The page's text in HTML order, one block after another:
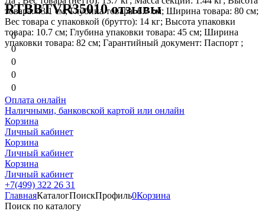
товара: 43.1 см; Глубина товара: 8.7 см; Ширина товара: 80 см;
Вес товара с упаковкой (брутто): 14 кг; Высота упаковки
товара: 10.7 см; Глубина упаковки товара: 45 см; Ширина
упаковки товара: 82 см; Гарантийный документ: Паспорт ;
RTBBTVR35010 отзывы
0
0
0
0
0
Оплата онлайн
Наличными, банковской картой или онлайн
Корзина
Личный кабинет
Корзина
Личный кабинет
Корзина
Личный кабинет
+7(499) 322 26 31
ГлавнаяКаталогПоискПрофиль0Корзина
Поиск по каталогу